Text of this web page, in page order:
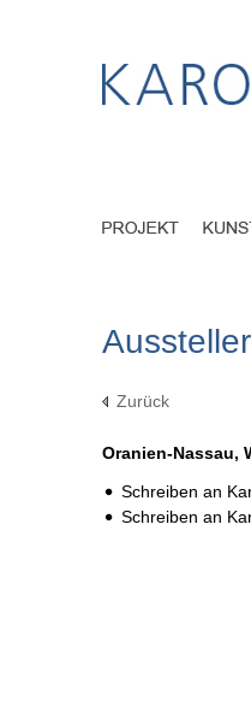
Aussteller
Zurück
Oranien-Nassau,
Schreiben an
Schreiben an